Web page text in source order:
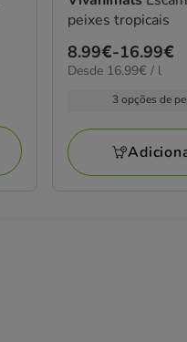
peixes tropicais
Preço
de
16.99€
8.99€-16.99€
16.99€
Desde 16.99€ / l
3 opções de